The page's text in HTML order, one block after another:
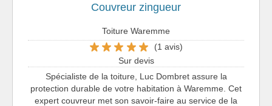
Couvreur zingueur
Toiture Waremme
(1 avis)
Sur devis
Spécialiste de la toiture, Luc Dombret assure la
protection durable de votre habitation à Waremme. Cet
expert couvreur met son savoir-faire au service de la